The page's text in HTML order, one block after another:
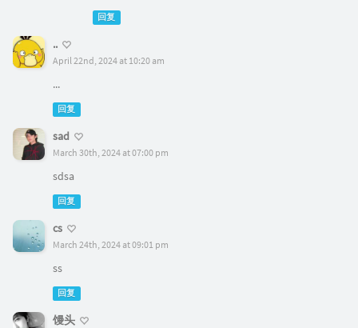
回复
..
April 22nd, 2024 at 10:20 am
...
回复
sad
March 30th, 2024 at 07:00 pm
sdsa
回复
cs
March 24th, 2024 at 09:01 pm
ss
回复
馒头